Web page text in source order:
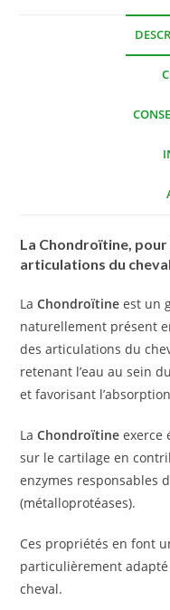
La Chondroïtine,
articulations du cheval
LaChondroïtine est un
naturellement présent
des articulations du
retenant l’eau au sein
et favorisant
LaChondroïtine exerce
sur le cartilage en
enzymes responsables
(métalloprotéases).
Ces propriétés en font
particulièrement
cheval.